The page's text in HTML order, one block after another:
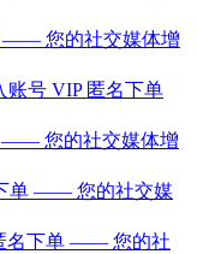
—— 您的社交媒体增
账号 VIP 匿名下单
—— 您的社交媒体增
单 —— 您的社交媒
名下单 —— 您的社